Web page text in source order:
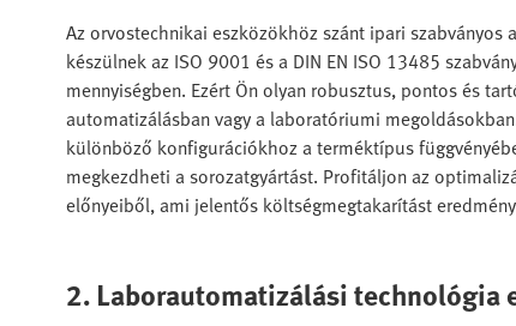
Az orvostechnikai eszközökhöz szánt ipari
készülnek az ISO 9001 és a DIN EN ISO 13485
mennyiségben. Ezért Ön olyan robusztus, pontos és
automatizálásban vagy a laboratóriumi
különböző konfigurációkhoz a terméktípus
megkezdheti a sorozatgyártást. Profitáljon az
előnyeiből, ami jelentős költségmegtakarítást
2. Laborautomatizálási technológia